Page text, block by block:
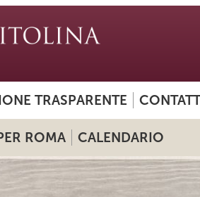
TRASPARENTE
ROMA CALENDARIO